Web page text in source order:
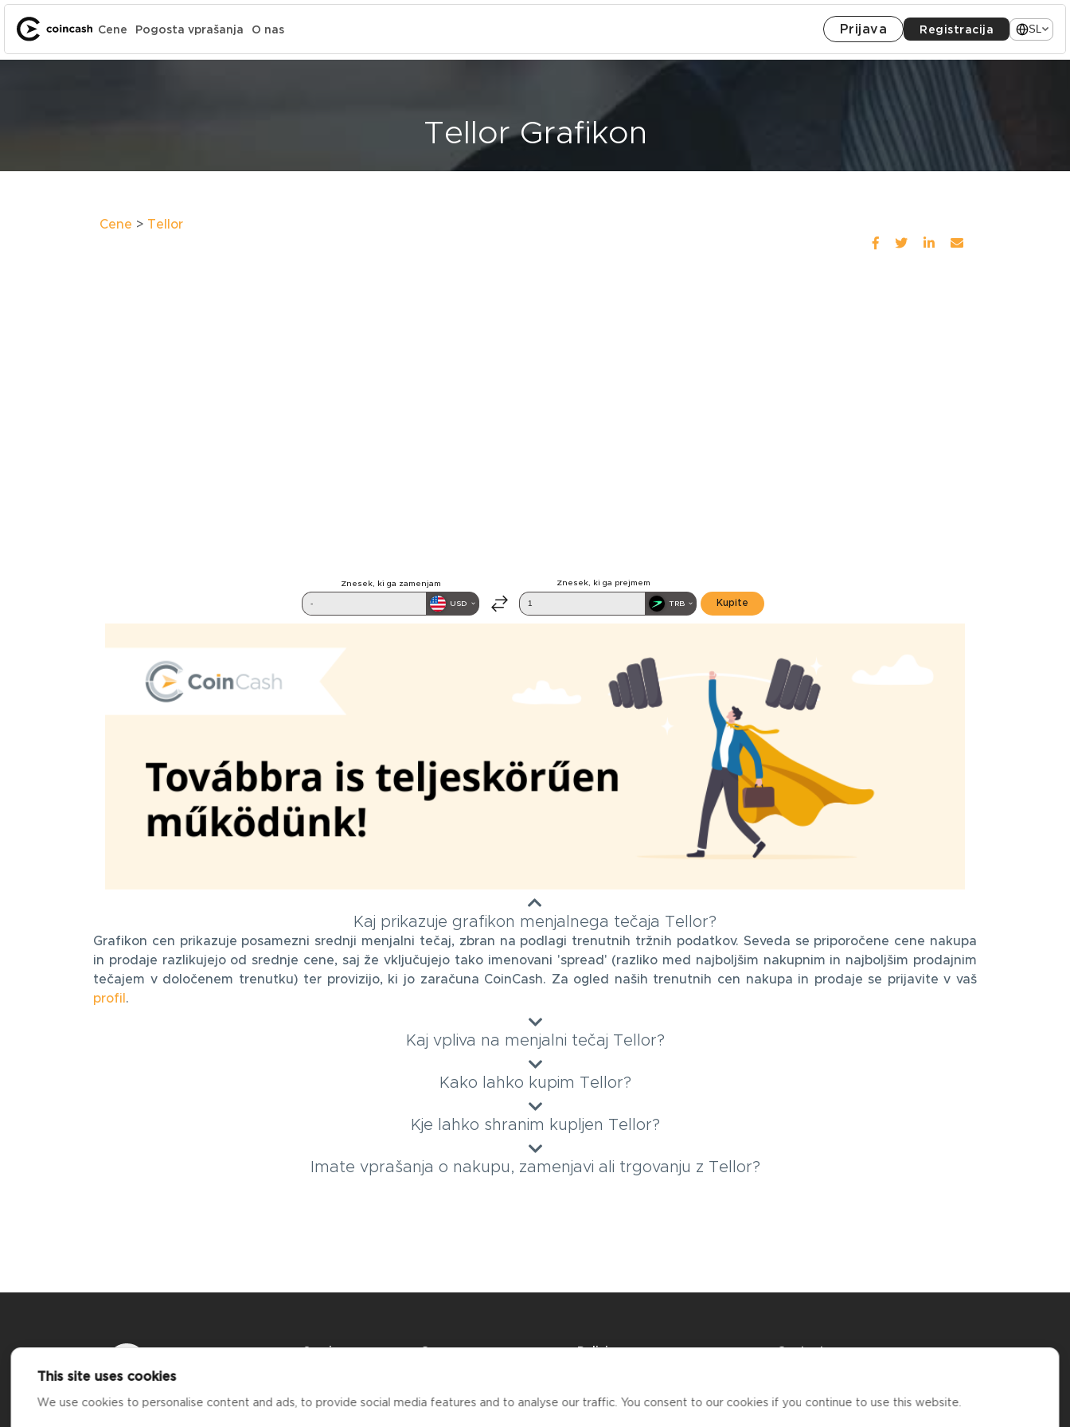
Cene Pogosta vprašanja O nas Prijava Registracija SL
Tellor Grafikon
Cene Tellor
Kaj prikazuje grafikon menjalnega tečaja Tellor?
Grafikon cen prikazuje posamezni srednji menjalni tečaj, zbran na podlagi trenutnih tržnih podatkov. Seveda se priporočene cene nakupa
in prodaje razlikujejo od srednje cene, saj že vključujejo tako imenovani 'spread' (razliko med najboljšim nakupnim in najboljšim prodajnim
tečajem v določenem trenutku) ter provizijo, ki jo zaračuna CoinCash. Za ogled naših trenutnih cen nakupa in prodaje se prijavite v vaš
profil .
Kaj vpliva na menjalni tečaj Tellor?
Kako lahko kupim Tellor?
Kje lahko shranim kupljen Tellor?
Imate vprašanja o nakupu, zamenjavi ali trgovanju z Tellor?
crypto-asset services under
Services
Blog
Company
vprašanja
Policies
podatkov
Contact us
This site uses cookies
We use cookies to personalise content and ads, to provide social media features and to analyse our traffic. You consent to our cookies if you continue to use this website.